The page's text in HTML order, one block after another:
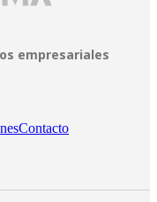
empresariales
Contacto